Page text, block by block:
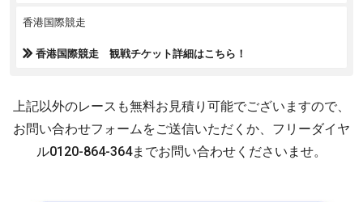
香港国際競走
香港国際競走 観戦チケット詳細はこちら！
上記以外のレースも無料お見積り可能でございますので、
お問い合わせフォームをご送信いただくか、フリーダイヤ
ル0120-864-364までお問い合わせくださいませ。